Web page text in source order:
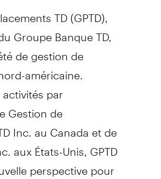
TD (GPTD),
Groupe Banque TD,
de gestion de
américaine.
par
Gestion de
Inc. au Canadaet de
aux États-Unis, GPTD
perspective pour